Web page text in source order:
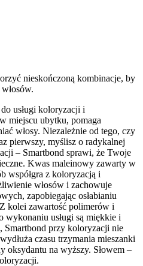
nieskończoną kombinacje, by
usługi koloryzacji i
miejscu ubytku, pomaga
włosy. Niezależnie od tego, czy
pierwszy, myślisz o radykalnej
– Smartbond sprawi, że Twoje
Kwas maleinowy zawarty w
współgra z koloryzacją i
włosów i zachowuje
zapobiegając osłabianiu
kolei zawartość polimerów i
wykonaniu usługi są miękkie i
Smartbond przy koloryzacji nie
czasu trzymania mieszanki
oksydantu na wyższy. Słowem –